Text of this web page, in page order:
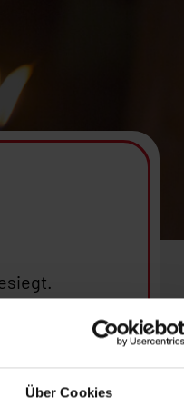
Über Cookies
im Licht des
sind.